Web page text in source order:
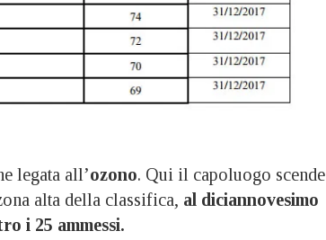
legata all’ozono. Qui il capoluogo scende
alta della classifica, al diciannovesimo
i 25 ammessi.